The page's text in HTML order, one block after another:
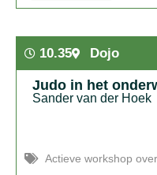
met boomwhackers en
om ritme, luisteren,
10.35 Dojo
Judo in het
Sander van der Hoek
Actieve workshop